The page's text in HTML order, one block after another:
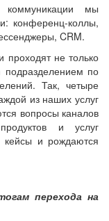
мы
конференц-коллы,
CRM.
проходят не только
по
Так, четыре
из наших услуг
вопросы каналов
и услуг
кейсы и рождаются
перехода на